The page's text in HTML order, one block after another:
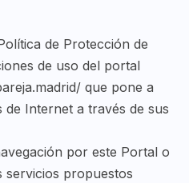
de Protección de
de uso del portal
que pone a
de Internet a través de sus
por este Portal o
servicios propuestos